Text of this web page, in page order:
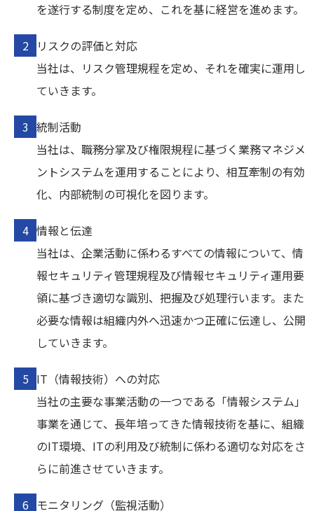
を遂行する制度を定め、これを基に経営を進めます。
リスクの評価と対応
当社は、リスク管理規程を定め、それを確実に運用し
ていきます。
統制活動
当社は、職務分掌及び権限規程に基づく業務マネジメ
ントシステムを運用することにより、相互牽制の有効
化、内部統制の可視化を図ります。
情報と伝達
当社は、企業活動に係わるすべての情報について、情
報セキュリティ管理規程及び情報セキュリティ運用要
領に基づき適切な識別、把握及び処理行います。また
必要な情報は組織内外へ迅速かつ正確に伝達し、公開
していきます。
IT（情報技術）への対応
当社の主要な事業活動の一つである「情報システム」
事業を通じて、長年培ってきた情報技術を基に、組織
のIT環境、ITの利用及び統制に係わる適切な対応をさ
らに前進させていきます。
モニタリング（監視活動）